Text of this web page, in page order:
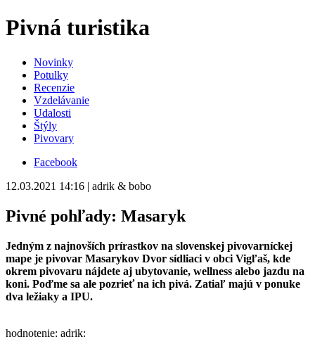
Pivná turistika
Novinky
Potulky
Recenzie
Vzdelávanie
Udalosti
Štýly
Pivovary
Facebook
12.03.2021 14:16 | adrik & bobo
Pivné pohľady: Masaryk
Jedným z najnovších prírastkov na slovenskej pivovarníckej
mape je pivovar Masarykov Dvor sídliaci v obci Vigľaš, kde
okrem pivovaru nájdete aj ubytovanie, wellness alebo jazdu na
koni. Poďme sa ale pozrieť na ich pivá. Zatiaľ majú v ponuke
dva ležiaky a IPU.
hodnotenie: adrik: